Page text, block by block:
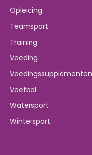
Opleiding
Teamsport
Training
Voeding
Voedingssupplementen
Voetbal
Watersport
Wintersport